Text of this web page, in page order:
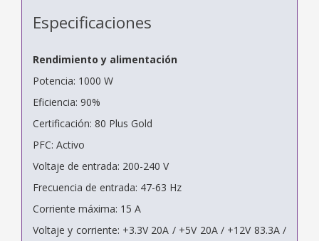
Especificaciones
Rendimiento y alimentación
Potencia: 1000 W
Eficiencia: 90%
Certificación: 80 Plus Gold
PFC: Activo
Voltaje de entrada: 200-240 V
Frecuencia de entrada: 47-63 Hz
Corriente máxima: 15 A
Voltaje y corriente: +3.3V 20A / +5V 20A / +12V 83.3A /